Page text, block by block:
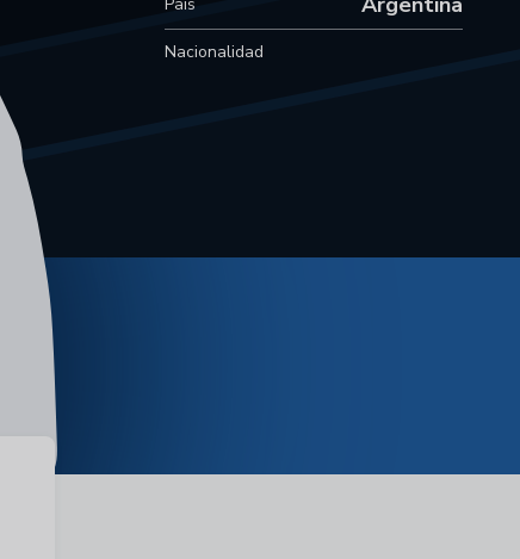
Nacionalidad